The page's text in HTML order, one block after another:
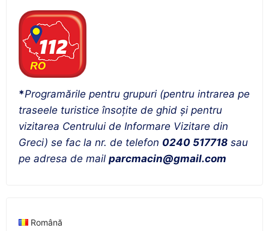
*Programările pentru grupuri (pentru intrarea pe
traseele turistice însoțite de ghid și pentru
vizitarea Centrului de Informare Vizitare din
Greci) se fac la nr. de telefon 0240 517718 sau
pe adresa de mail parcmacin@gmail.com
Română